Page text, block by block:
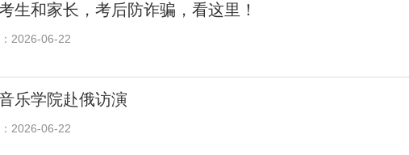
生和家长，考后防诈骗，看这里！
2026-06-22
乐学院赴俄访演
2026-06-22